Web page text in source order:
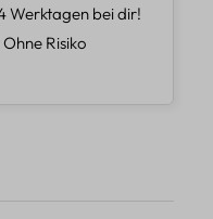
Werktagen bei dir!
Ohne Risiko